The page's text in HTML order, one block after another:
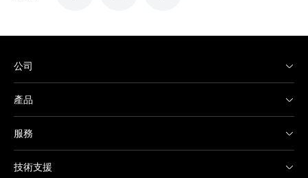
公司
產品
服務
技術支援